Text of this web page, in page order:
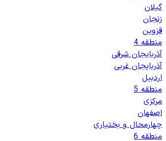
گیلان
زنجان
قزوین
منطقه 4
آذربایجان شرقی
آذربایجان غربی
اردبیل
منطقه 5
مرکزی
اصفهان
چهارمحال و بختیاری
منطقه 6